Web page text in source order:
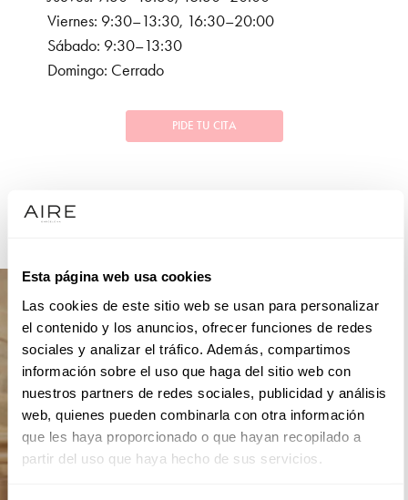
Esta página web usa cookies
Las cookies de este sitio web se usan para personalizar
el contenido y los anuncios, ofrecer funciones de redes
sociales y analizar el tráfico. Además, compartimos
información sobre el uso que haga del sitio web con
nuestros partners de redes sociales, publicidad y análisis
web, quienes pueden combinarla con otra información
que les haya proporcionado o que hayan recopilado a
partir del uso que haya hecho de sus servicios.
Viernes: 9:30–13:30, 16:30–20:00
Sábado: 9:30–13:30
Domingo: Cerrado
PIDE TU CITA
COLECCIONES